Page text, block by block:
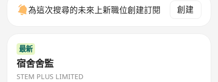
為這次搜尋的未來上新職位創建訂閱 創建
最新
宿舍舍監
STEM PLUS LIMITED